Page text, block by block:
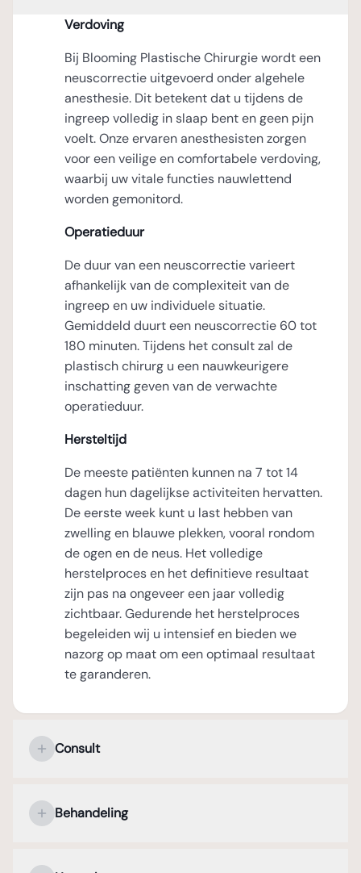
Verdoving
Bij Blooming Plastische Chirurgie wordt een
neuscorrectie uitgevoerd onder algehele
anesthesie. Dit betekent dat u tijdens de
ingreep volledig in slaap bent en geen pijn
voelt. Onze ervaren anesthesisten zorgen
voor een veilige en comfortabele verdoving,
waarbij uw vitale functies nauwlettend
worden gemonitord.
Operatieduur
De duur van een neuscorrectie varieert
afhankelijk van de complexiteit van de
ingreep en uw individuele situatie.
Gemiddeld duurt een neuscorrectie 60 tot
180 minuten. Tijdens het consult zal de
plastisch chirurg u een nauwkeurigere
inschatting geven van de verwachte
operatieduur.
Hersteltijd
De meeste patiënten kunnen na 7 tot 14
dagen hun dagelijkse activiteiten hervatten.
De eerste week kunt u last hebben van
zwelling en blauwe plekken, vooral rondom
de ogen en de neus. Het volledige
herstelproces en het definitieve resultaat
zijn pas na ongeveer een jaar volledig
zichtbaar. Gedurende het herstelproces
begeleiden wij u intensief en bieden we
nazorg op maat om een optimaal resultaat
te garanderen.
Consult
plastisch chirurg
Behandeling